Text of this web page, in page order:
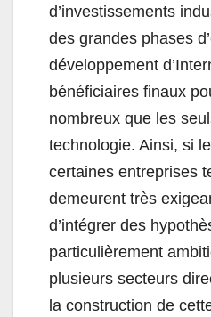
d’investissements
des grandes phases
développement
bénéficiaires finaux
nombreux que les
technologie. Ainsi, si
certaines entreprises
demeurent très
d’intégrer des
particulièrement
plusieurs secteurs
la construction de